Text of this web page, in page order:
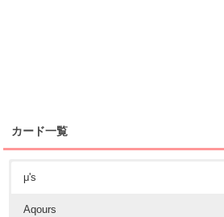
カード一覧
μ's
Aqours